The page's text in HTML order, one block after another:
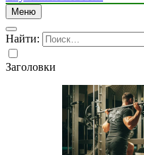
Меню
Найти:
Заголовки